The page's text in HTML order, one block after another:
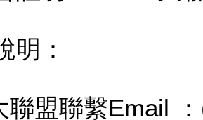
明：
聯盟聯繫Email